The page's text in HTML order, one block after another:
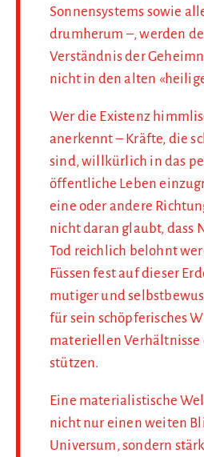
Sonnensystems sowie
drumherum –, werden
Verständnis der
nicht in den alten
Wer die Existenz
anerkennt – Kräfte, die
sind, willkürlich in das
öffentliche Leben
eine oder andere
nicht daran glaubt, dass
Tod reichlich belohnt
Füssen fest auf dieser
mutiger und
für sein schöpferisches
materiellen Verhältnisse
stützen.
Eine materialistische
nicht nur einen weiten
Universum, sondern